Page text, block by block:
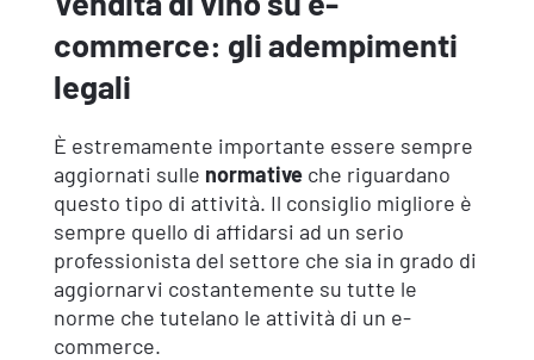
commerce: gli adempimenti
legali
È estremamente importante essere sempre
aggiornati sulle normativeche riguardano
questo tipo di attività. Il consiglio migliore è
sempre quello di affidarsi ad un serio
professionista del settore che sia in grado di
aggiornarvi costantemente su tutte le
norme che tutelano le attività di un e-
commerce.